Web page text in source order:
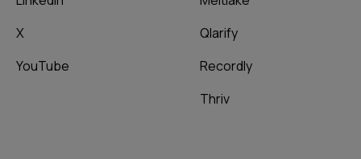
X
YouTube
Qlarify
Recordly
Thriv